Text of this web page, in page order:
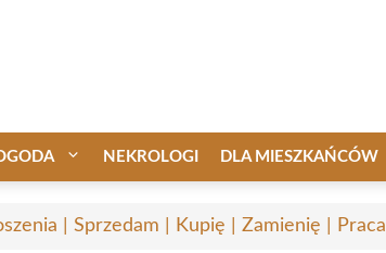
NEKROLOGI DLA MIESZKAŃCÓW
| Sprzedam | Kupię | Zamienię | Praca